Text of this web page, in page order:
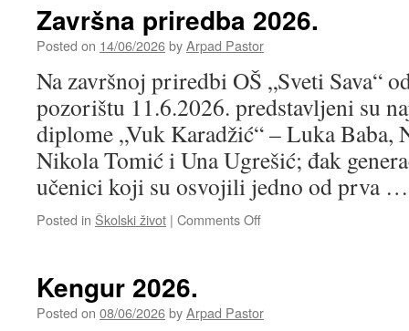
Završna priredba 2026.
Posted on 14/06/2026byArpad Pastor
Na završnoj priredbi OŠ „Sveti Sava“
pozorištu 11.6.2026. predstavljeni su
diplome „Vuk Karadžić“ – Luka
Nikola Tomić i Una Ugrešić; đak
učenici koji su osvojili jedno od prva
Posted in Školski život | Comments Offon
Kengur 2026.
Posted on 08/06/2026byArpad Pastor